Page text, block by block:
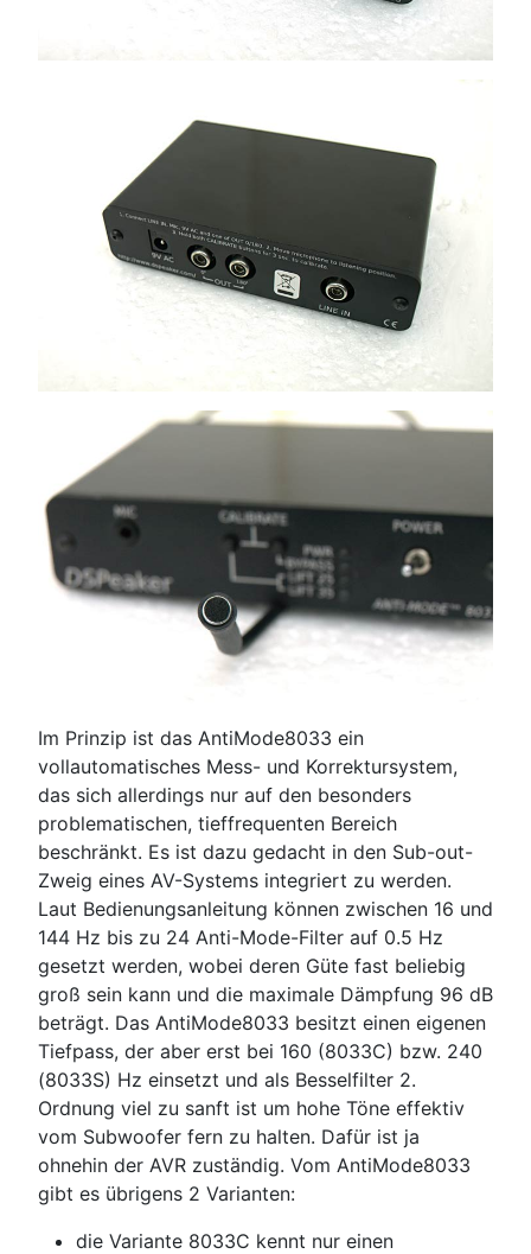
Im Prinzip ist das AntiMode8033 ein
vollautomatisches Mess- und Korrektursystem,
das sich allerdings nur auf den besonders
problematischen, tieffrequenten Bereich
beschränkt. Es ist dazu gedacht in den Sub-out-
Zweig eines AV-Systems integriert zu werden.
Laut Bedienungsanleitung können zwischen 16 und
144 Hz bis zu 24 Anti-Mode-Filter auf 0.5 Hz
gesetzt werden, wobei deren Güte fast beliebig
groß sein kann und die maximale Dämpfung 96 dB
beträgt. Das AntiMode8033 besitzt einen eigenen
Tiefpass, der aber erst bei 160 (8033C) bzw. 240
(8033S) Hz einsetzt und als Besselfilter 2.
Ordnung viel zu sanft ist um hohe Töne effektiv
vom Subwoofer fern zu halten. Dafür ist ja
ohnehin der AVR zuständig. Vom AntiMode8033
gibt es übrigens 2 Varianten:
die Variante 8033C kennt nur einen